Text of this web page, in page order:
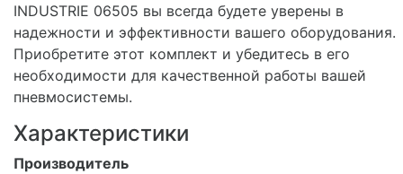
INDUSTRIE 06505 вы всегда будете уверены в
надежности и эффективности вашего оборудования.
Приобретите этот комплект и убедитесь в его
необходимости для качественной работы вашей
пневмосистемы.
Характеристики
Производитель